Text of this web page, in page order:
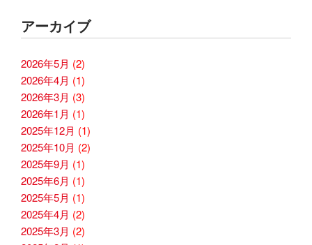
アーカイブ
2026年5月 (2)
2026年4月 (1)
2026年3月 (3)
2026年1月 (1)
2025年12月 (1)
2025年10月 (2)
2025年9月 (1)
2025年6月 (1)
2025年5月 (1)
2025年4月 (2)
2025年3月 (2)